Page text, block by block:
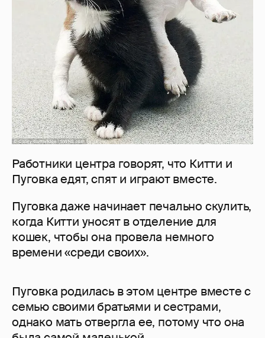
Работники центра говорят, что Китти и
Пуговка едят, спят и играют вместе.
Пуговка даже начинает печально скулить,
когда Китти уносят в отделение для
кошек, чтобы она провела немного
времени «среди своих».
Пуговка родилась в этом центре вместе с
семью своими братьями и сестрами,
однако мать отвергла ее, потому что она